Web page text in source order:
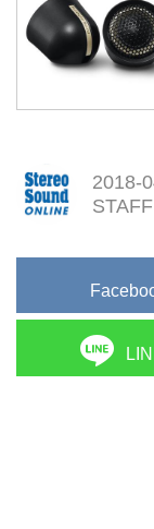
2018-
STAFF